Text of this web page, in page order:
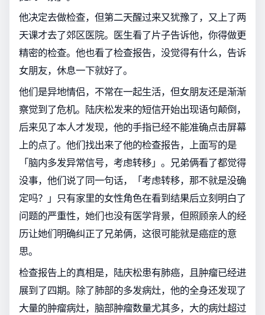
他决定去做检查，但第二天醒过来又犹豫了，又上了两
天课才去了郊区医院。医生看了片子告诉他，你得做更
精密的检查。他也看了检查报告，没觉得有什么，告诉
女朋友，休息一下就好了。
他们是异地情侣，不常在一起生活，但女朋友还是渐渐
察觉到了危机。陆庆松发来的短信开始出现语句颠倒，
后来见了本人才发现，他的手指已经不能准确点击屏幕
上的点了。他们找出来了他的检查报告，上面写的是
「脑内多发异常信号，考虑转移」。兄弟俩看了都觉得
没事，他们说了同一句话，「考虑转移，那不就是没确
定吗？」只有家里的女性角色在看到结果后立刻明白了
问题的严重性，她们也没有医学背景，但照顾亲人的经
历让她们明确纠正了兄弟俩，这很可能就是癌症的意
思。
检查报告上的真相是，陆庆松患有肺癌，且肿瘤已经进
展到了四期。除了肺部的多发病灶，他的全身还发现了
大量的肿瘤病灶，脑部肿瘤数量尤其多，大的病灶超过